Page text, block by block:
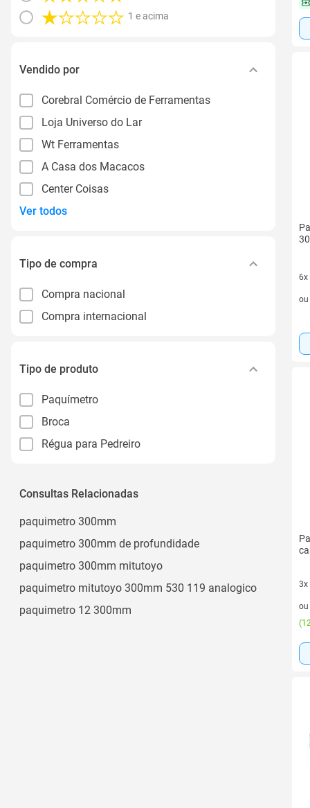
1 e acima
Vendido por
Corebral Comércio de Ferramentas
Loja Universo do Lar
Wt Ferramentas
A Casa dos Macacos
Center Coisas
Ver todos
Tipo de compra
Compra nacional
Compra internacional
Tipo de produto
Paquímetro
Broca
Régua para Pedreiro
Consultas Relacionadas
paquimetro 300mm
paquimetro 300mm de profundidade
paquimetro 300mm mitutoyo
paquimetro mitutoyo 300mm 530 119 analogico
paquimetro 12 300mm
6x
6
ou
3x
3
ou
(